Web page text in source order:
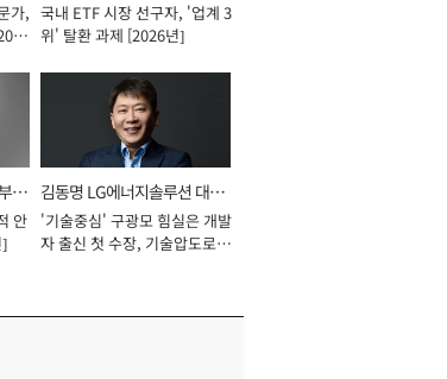
가, 표이사 사장
국내 ETF 시장 선구자, '업계 3
위' 탈환 과제 [2026년]
회
안
]
김동명 LG에너지솔루션 대표
이사 사장
'기술중심' 구광모 힘실은 개발
자 출신 첫 수장, 기술압도로